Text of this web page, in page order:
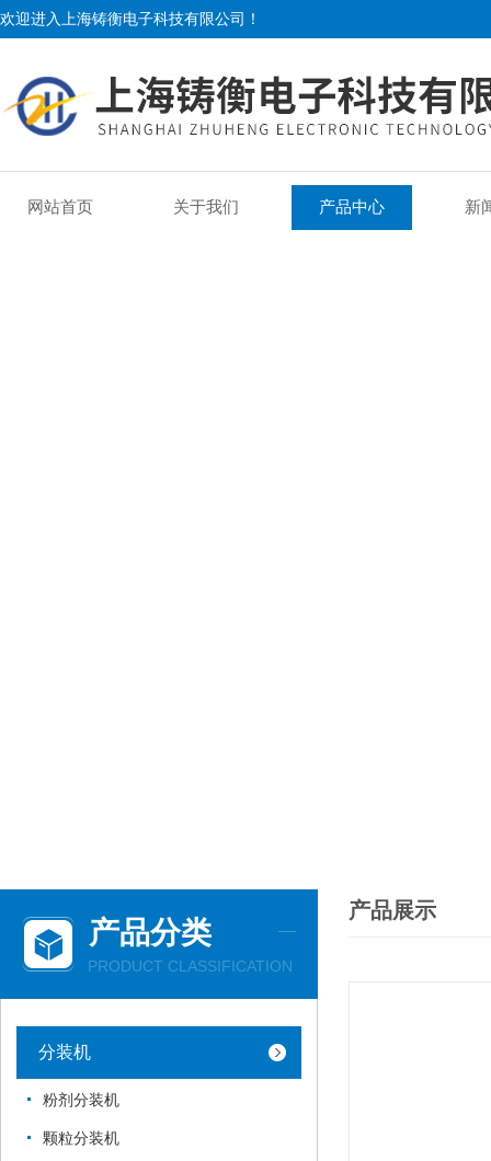
欢迎进入上海铸衡电子科技有限公司！
网站首页 关于我们 产品中心 新
产品分类
PRODUCT CLASSIFICATION
分装机
粉剂分装机
颗粒分装机
产品展示